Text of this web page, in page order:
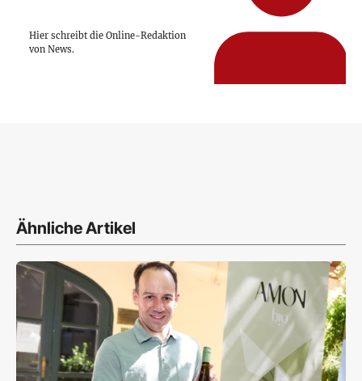
Hier schreibt die Online-Redaktion
von News.
Ähnliche Artikel